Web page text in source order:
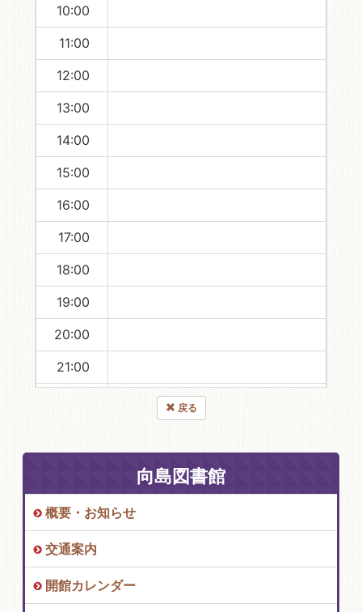
10:00
11:00
12:00
13:00
14:00
15:00
16:00
17:00
18:00
19:00
20:00
21:00
戻る
向島図書館
概要・お知らせ
交通案内
開館カレンダー